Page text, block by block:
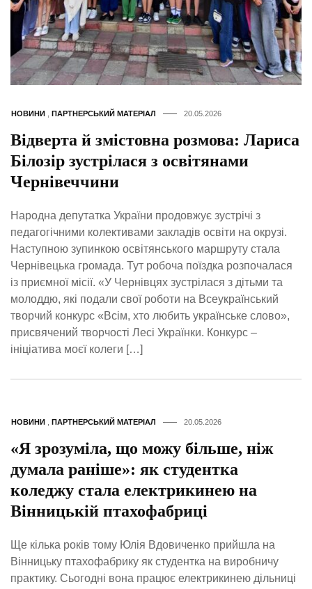
НОВИНИ ПАРТНЕРСЬКИЙ МАТЕРІАЛ 20.05.2026
Відверта й змістовна розмова: Лариса
Білозір зустрілася з освітянами
Чернівеччини
Народна депутатка України продовжує зустрічі з
педагогічними колективами закладів освіти на окрузі.
Наступною зупинкою освітянського маршруту стала
Чернівецька громада. Тут робоча поїздка розпочалася
із приємної місії. «У Чернівцях зустрілася з дітьми та
молоддю, які подали свої роботи на Всеукраїнський
творчий конкурс «Всім, хто любить українське слово»,
присвячений творчості Лесі Українки. Конкурс –
ініціатива моєї колеги […]
НОВИНИ ПАРТНЕРСЬКИЙ МАТЕРІАЛ 20.05.2026
«Я зрозуміла, що можу більше, ніж
думала раніше»: як студентка
коледжу стала електрикинею на
Вінницькій птахофабриці
Ще кілька років тому Юлія Вдовиченко прийшла на
Вінницьку птахофабрику як студентка на виробничу
практику. Сьогодні вона працює електрикинею дільниці